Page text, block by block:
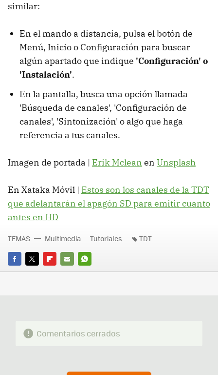
similar:
En el mando a distancia, pulsa el botón de
Menú, Inicio o Configuración para buscar
algún apartado que indique 'Configuración' o
'Instalación'.
En la pantalla, busca una opción llamada
'Búsqueda de canales', 'Configuración de
canales', 'Sintonización' o algo que haga
referencia a tus canales.
Imagen de portada | Erik Mclean en Unsplash
En Xataka Móvil | Estos son los canales de la TDT
que adelantarán el apagón SD para emitir cuanto
antes en HD
FACEBOOK
TWITTERFLIPBOARD
E-
WHATSAPP
TEMAS Multimedia Tutoriales TDT
Comentarios cerrados